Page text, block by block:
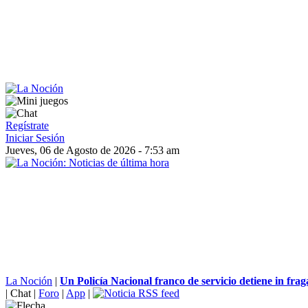
Regístrate
Iniciar Sesión
Jueves, 06 de Agosto de 2026 - 7:53 am
La Noción | Un Policía Nacional franco de servicio detiene in
| Chat | Foro | App |